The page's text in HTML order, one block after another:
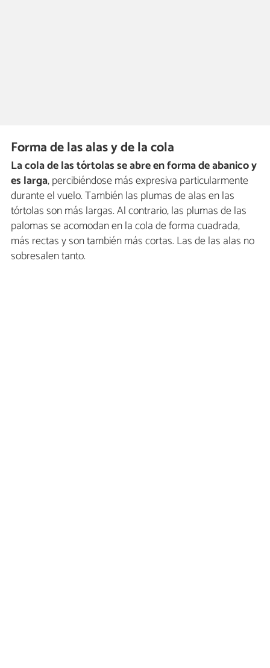
Forma de las alas y de la cola
La cola de las tórtolas se abre en forma de abanico y
es larga, percibiéndose más expresiva particularmente
durante el vuelo. También las plumas de alas en las
tórtolas son más largas. Al contrario, las plumas de las
palomas se acomodan en la cola de forma cuadrada,
más rectas y son también más cortas. Las de las alas no
sobresalen tanto.